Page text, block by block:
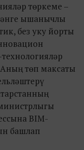
төркеме –
ышанычлы
без уку йорты
төп максаты
BIM-
башлап